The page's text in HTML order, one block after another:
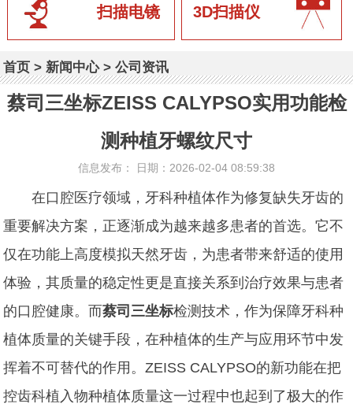
扫描电镜 3D扫描仪
首页 > 新闻中心>公司资讯
蔡司三坐标ZEISS CALYPSO实用功能检
测种植牙螺纹尺寸
信息发布： 日期：2026-02-04 08:59:38
在口腔医疗领域，牙科种植体作为修复缺失牙齿的
重要解决方案，正逐渐成为越来越多患者的首选。它不
仅在功能上高度模拟天然牙齿，为患者带来舒适的使用
体验，其质量的稳定性更是直接关系到治疗效果与患者
的口腔健康。而蔡司三坐标检测技术，作为保障牙科种
植体质量的关键手段，在种植体的生产与应用环节中发
挥着不可替代的作用。ZEISS CALYPSO的新功能在把
控齿科植入物种植体质量这一过程中也起到了极大的作